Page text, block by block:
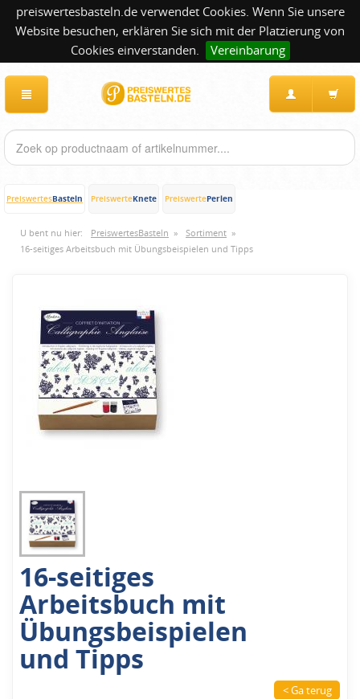
preiswertesbasteln.de verwendet Cookies. Wenn Sie unsere
Website besuchen, erklären Sie sich mit der Platzierung von
Cookies einverstanden.
Vereinbarung
PreiswertesBasteln PreiswerteKnete PreiswertePerlen
U bent nu hier: PreiswertesBasteln » Sortiment »
16-seitiges Arbeitsbuch mit Übungsbeispielen und Tipps
16-seitiges
Arbeitsbuch mit
Übungsbeispielen
und Tipps
< Ga terug